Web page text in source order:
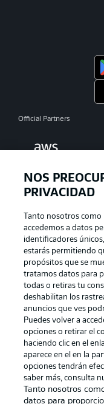
Official Partners
Publicidad
Gestionar las
Canales
Jugadores
NOS
PRIVACIDAD
Tanto nosotros
accedemos a datos
identificadores
estarás permitiendo
propósitos que se
tratamos datos para
todas o retiras tu
deshabilitan los
anuncios que ves
Puedes volver a
opciones o retirar el
haciendo clic en el
aparece en el en la
opciones tendrán
saber más, consulta
Tanto nosotros
datos para